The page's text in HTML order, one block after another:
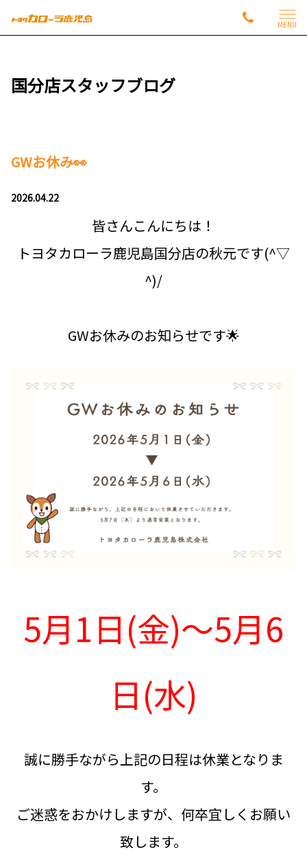
MENU
国分店スタッフブログ
GWお休み👀
2026.04.22
皆さんこんにちは！
トヨタカローラ鹿児島国分店の秋元です(^▽
^)/
GWお休みのお知らせです🌟
5月1日(金)～5月6
日(水)
誠に勝手ながら上記の日程は休業となりま
す。
ご迷惑をおかけしますが、何卒宜しくお願い
致します。